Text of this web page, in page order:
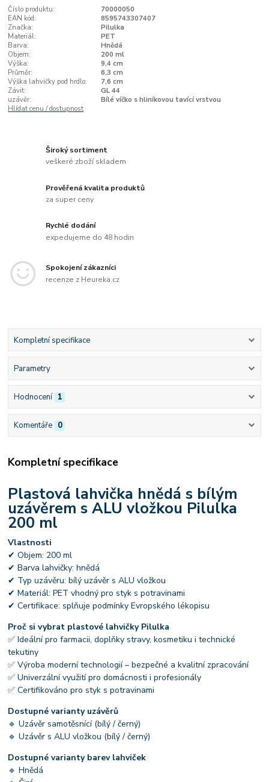
Číslo produktu:
70000050
EAN kód:
8595743307407
Značka:
Pilulka
Materiál:
PET
Barva:
Hnědá
Objem:
200 ml
Výška:
9,4 cm
Průměr:
6,3 cm
Výška lahvičky pod hrdlo:
7,6 cm
Závit:
GL 44
uzávěr:
Bílé víčko s hliníkovou tavící vrstvou
Hlídat cenu / dostupnost
Široký sortiment
veškeré zboží skladem
Prověřená kvalita produktů
za super ceny
Rychlé dodání
expedujeme do 48 hodin
Spokojení zákazníci
recenze z Heureka.cz
Kompletní specifikace
Parametry
Hodnocení 1
Komentáře 0
Kompletní specifikace
Plastová lahvička hnědá s bílým
uzávěrem s ALU vložkou Pilulka
200 ml
Vlastnosti
✔ Objem: 200 ml
✔ Barva lahvičky: hnědá
✔ Typ uzávěru: bílý uzávěr s ALU vložkou
✔ Materiál: PET vhodný pro styk s potravinami
✔ Certifikace: splňuje podmínky Evropského lékopisu
Proč si vybrat plastové lahvičky Pilulka
✅ Ideální pro farmacii, doplňky stravy, kosmetiku i technické
tekutiny
✅ Výroba moderní technologií – bezpečné a kvalitní zpracování
✅ Univerzální využití pro domácnosti i profesionály
✅ Certifikováno pro styk s potravinami
Dostupné varianty uzávěrů
🔹 Uzávěr samotěsnící (bílý / černý)
🔹 Uzávěr s ALU vložkou (bílý / černý)
Dostupné varianty barev lahviček
🔹 Hnědá